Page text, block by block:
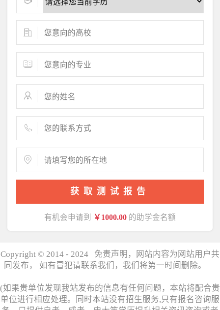
获取测试报告
有机会申请到 ￥1000.00 的助学金名额
Copyright © 2014 - 2024 免责声明，网站内容为网站用户共
同发布， 如有冒犯请联系我们，我们将第一时间删除。
(如果贵单位发现我站发布的信息有任何问题，本站将配合贵
单位进行相应处理。同时本站没有招生服务,只有报名咨询服